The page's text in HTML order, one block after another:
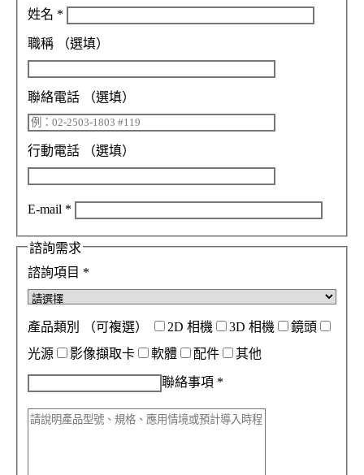
姓名 *
職稱 （選填）
聯絡電話 （選填）
行動電話 （選填）
E-mail *
諮詢需求
諮詢項目 *
產品類別 （可複選） 2D 相機 3D 相機
鏡頭
光源
影像擷取卡 軟體 配件 其他
聯絡事項 *